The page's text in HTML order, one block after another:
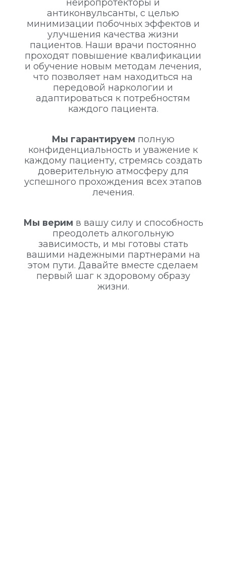
нейропротекторы и
антиконвульсанты, с целью
минимизации побочных эффектов и
улучшения качества жизни
пациентов. Наши врачи постоянно
проходят повышение квалификации
и обучение новым методам лечения,
что позволяет нам находиться на
передовой наркологии и
адаптироваться к потребностям
каждого пациента.
Мы гарантируем полную
конфиденциальность и уважение к
каждому пациенту, стремясь создать
доверительную атмосферу для
успешного прохождения всех этапов
лечения.
Мы верим в вашу силу и способность
преодолеть алкогольную
зависимость, и мы готовы стать
вашими надежными партнерами на
этом пути. Давайте вместе сделаем
первый шаг к здоровому образу
жизни.